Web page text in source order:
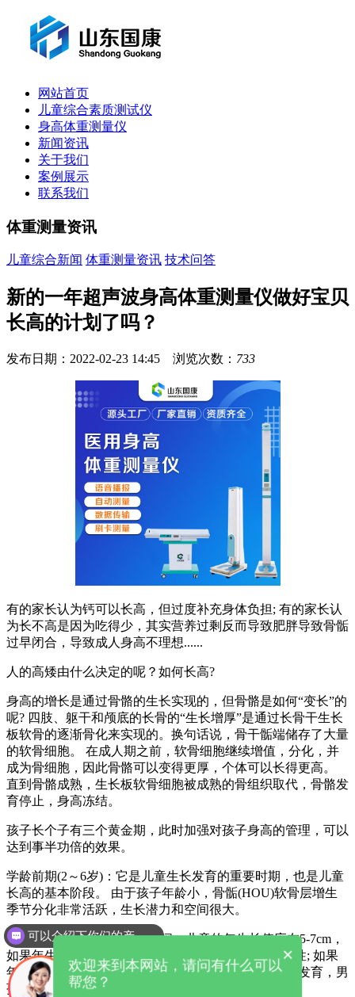
网站首页
儿童综合素质测试仪
身高体重测量仪
新闻资讯
关于我们
案例展示
联系我们
体重测量资讯
儿童综合新闻 体重测量资讯 技术问答
新的一年超声波身高体重测量仪做好宝贝
长高的计划了吗？
发布日期：2022-02-23 14:45 浏览次数： 733
有的家长认为钙可以长高，但过度补充身体负担; 有的家长认
为长不高是因为吃得少，其实营养过剩反而导致肥胖导致骨骺
过早闭合，导致成人身高不理想......
人的高矮由什么决定的呢？如何长高?
身高的增长是通过骨骼的生长实现的，但骨骼是如何“变长”的
呢? 四肢、躯干和颅底的长骨的“生长增厚”是通过长骨干生长
板软骨的逐渐骨化来实现的。换句话说，骨干骺端储存了大量
的软骨细胞。 在成人期之前，软骨细胞继续增值，分化，并
成为骨细胞，因此骨骼可以变得更厚，个体可以长得更高。
直到骨骼成熟，生长板软骨细胞被成熟的骨组织取代，骨骼发
育停止，身高冻结。
孩子长个子有三个黄金期，此时加强对孩子身高的管理，可以
达到事半功倍的效果。
学龄前期(2～6岁)：它是儿童生长发育的重要时期，也是儿童
长高的基本阶段。 由于孩子年龄小，骨骺(HOU)软骨层增生
季节分化非常活跃，生长潜力和空间很大。
储备阶段(7～10岁)：在此期间，儿童的年生长值应在5-7cm，
如果年生长值小于5cm，应积极调查身高矮小的可能性; 如果
年增加值大于7cm，且孩子出现第二性征(如女孩乳房发育，男
孩变声等)，应积极调查性早熟。
可以介绍下你们的产品么
×
欢迎来到本网站，请问有什么可以
帮您？